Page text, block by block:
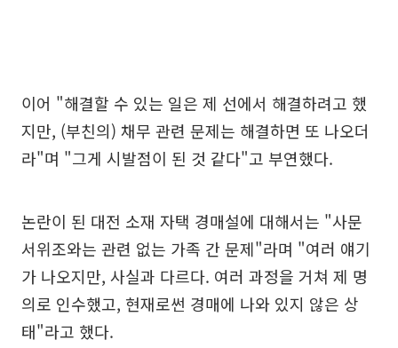
이어 "해결할 수 있는 일은 제 선에서 해결하려고 했
지만, (부친의) 채무 관련 문제는 해결하면 또 나오더
라"며 "그게 시발점이 된 것 같다"고 부연했다.
논란이 된 대전 소재 자택 경매설에 대해서는 "사문
서위조와는 관련 없는 가족 간 문제"라며 "여러 얘기
가 나오지만, 사실과 다르다. 여러 과정을 거쳐 제 명
의로 인수했고, 현재로썬 경매에 나와 있지 않은 상
태"라고 했다.